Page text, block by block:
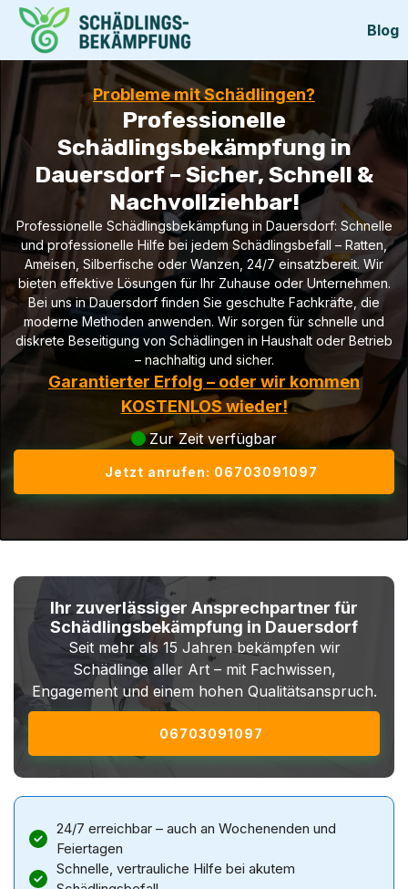
Blog
Probleme mit Schädlingen?
Professionelle
Schädlingsbekämpfung in
Dauersdorf – Sicher, Schnell &
Nachvollziehbar!
Professionelle Schädlingsbekämpfung in Dauersdorf: Schnelle
und professionelle Hilfe bei jedem Schädlingsbefall – Ratten,
Ameisen, Silberfische oder Wanzen, 24/7 einsatzbereit. Wir
bieten effektive Lösungen für Ihr Zuhause oder Unternehmen.
Bei uns in Dauersdorf finden Sie geschulte Fachkräfte, die
moderne Methoden anwenden. Wir sorgen für schnelle und
diskrete Beseitigung von Schädlingen in Haushalt oder Betrieb
– nachhaltig und sicher.
Garantierter Erfolg – oder wir kommen
KOSTENLOS wieder!
Zur Zeit verfügbar
Jetzt anrufen: 06703091097
Ihr zuverlässiger Ansprechpartner für
Schädlingsbekämpfung in Dauersdorf
Seit mehr als 15 Jahren bekämpfen wir
Schädlinge aller Art – mit Fachwissen,
Engagement und einem hohen Qualitätsanspruch.
06703091097
24/7 erreichbar – auch an Wochenenden und
Feiertagen
Schnelle, vertrauliche Hilfe bei akutem